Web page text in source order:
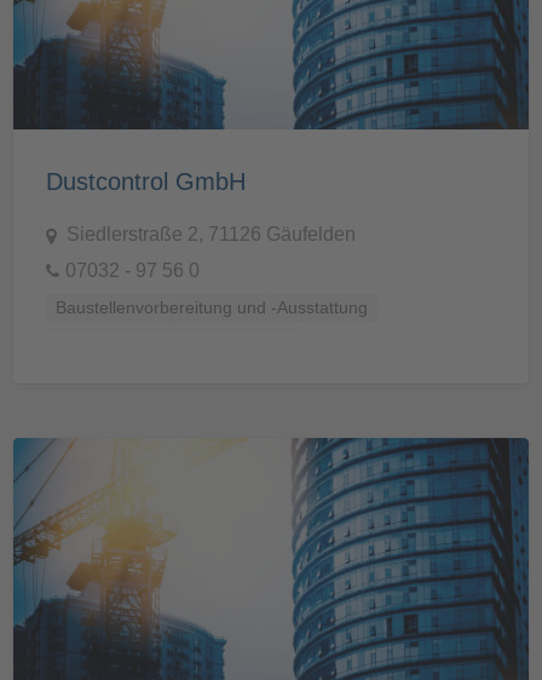
Dustcontrol GmbH
Siedlerstraße 2, 71126 Gäufelden
07032 - 97 56 0
Baustellenvorbereitung und -Ausstattung